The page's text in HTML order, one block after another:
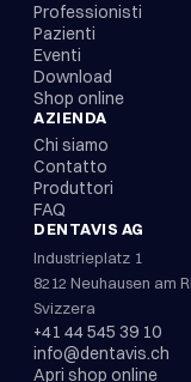
Professionisti
Pazienti
Eventi
Download
Shop online
AZIENDA
Chi siamo
Contatto
Produttori
FAQ
DENTAVIS AG
Industrieplatz 1
8212 Neuhausen am
Svizzera
+41 44 545 39 10
info@dentavis.ch
Apri shop online